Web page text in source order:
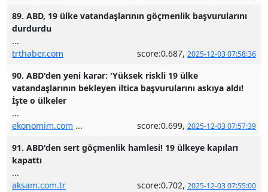
89. ABD, 19 ülke vatandaşlarının göçmenlik başvurularını
durdurdu
...
trthaber.com
score:0.687, 2025-12-03 07:58:36
90. ABD'den yeni karar: 'Yüksek riskli 19 ülke
vatandaşlarının bekleyen iltica başvurularını askıya aldı!
İşte o ülkeler
...
ekonomim.com ... score:0.699, 2025-12-03 07:57:39
91. ABD'den sert göçmenlik hamlesi! 19 ülkeye kapıları
kapattı
...
aksam.com.tr
score:0.702, 2025-12-03 07:55:00